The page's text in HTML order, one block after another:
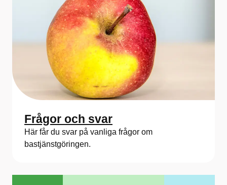
Frågor och svar
Här får du svar på vanliga frågor om
bastjänstgöringen.